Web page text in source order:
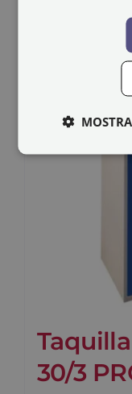
30/3